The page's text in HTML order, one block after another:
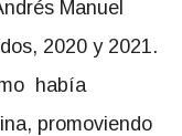
Manuel
2020 y 2021.
había
promoviendo